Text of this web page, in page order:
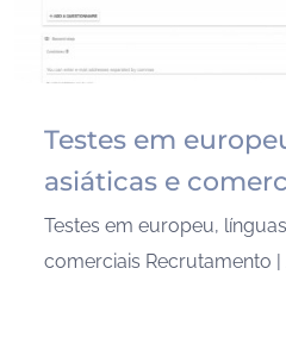
Testes em
asiáticas e
Testes em europeu,
comerciais Recrutamento |